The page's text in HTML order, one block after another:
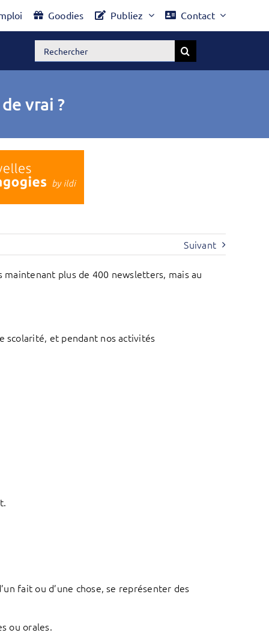
Goodies Publiez Contact
Rechercher:
vrai ?
Suivant
plus de 400 newsletters, mais au
scolarité, et pendant nos activités
fait ou d’une chose, se représenter des
ou orales.